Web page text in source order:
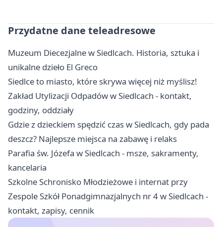
Przydatne dane teleadresowe
Muzeum Diecezjalne w Siedlcach. Historia, sztuka i
unikalne dzieło El Greco
Siedlce to miasto, które skrywa więcej niż myślisz!
Zakład Utylizacji Odpadów w Siedlcach - kontakt,
godziny, oddziały
Gdzie z dzieckiem spędzić czas w Siedlcach, gdy pada
deszcz? Najlepsze miejsca na zabawę i relaks
Parafia św. Józefa w Siedlcach - msze, sakramenty,
kancelaria
Szkolne Schronisko Młodzieżowe i internat przy
Zespole Szkół Ponadgimnazjalnych nr 4 w Siedlcach -
kontakt, zapisy, cennik